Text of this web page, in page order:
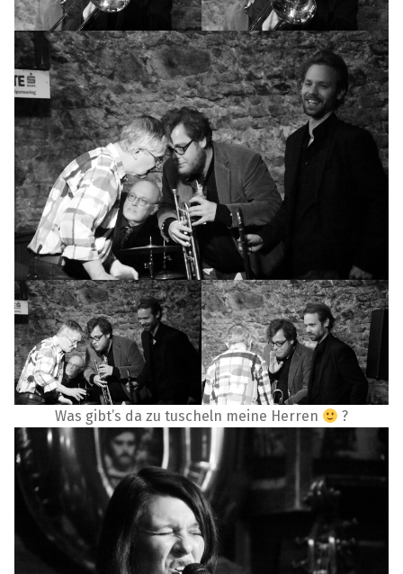
Was gibt’s da zu tuscheln meine Herren ?